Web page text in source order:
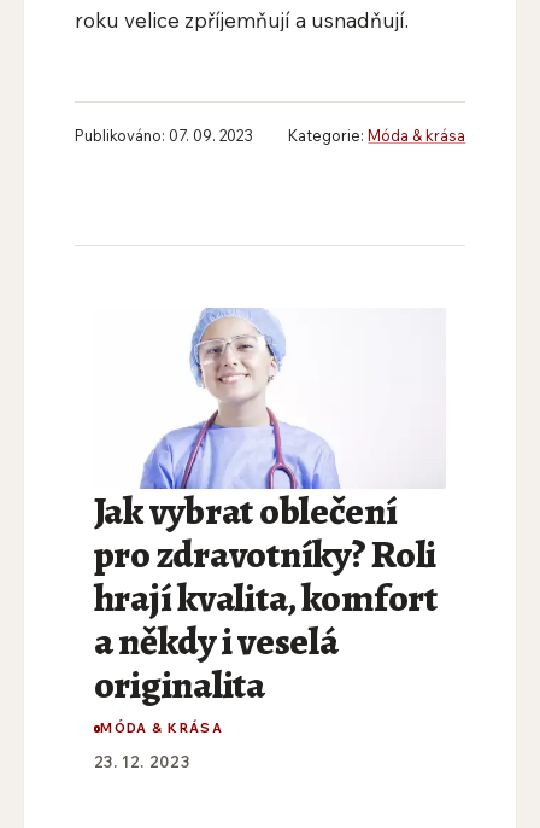
roku velice zpříjemňují a usnadňují.
Publikováno: 07. 09. 2023 Kategorie:Móda & krása
Jak vybrat oblečení
pro zdravotníky? Roli
hrají kvalita, komfort
a někdy i veselá
originalita
MÓDA & KRÁSA
23. 12. 2023